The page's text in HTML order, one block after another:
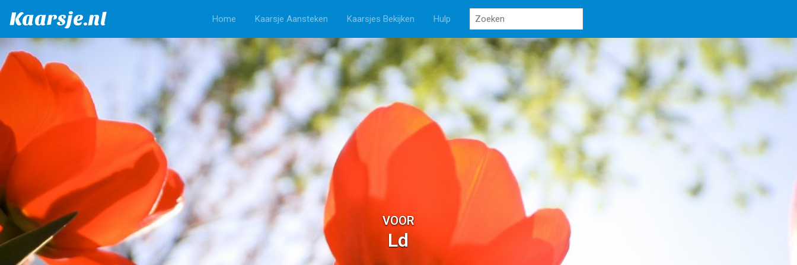
Kaarsje.nl Home Kaarsje Aansteken Kaarsjes Bekijken Hulp
VOOR
Ld